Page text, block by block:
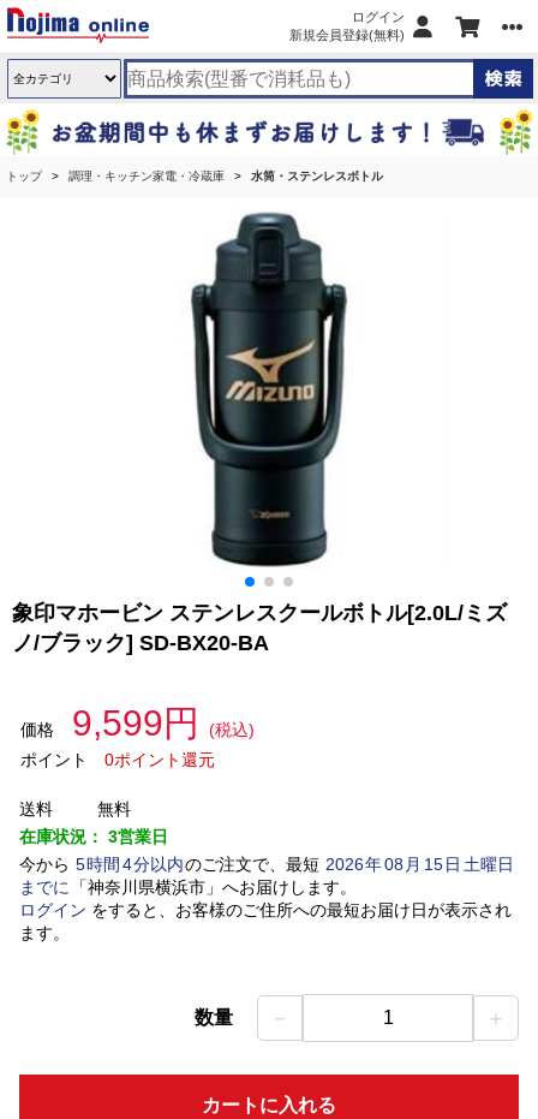
ログイン
新規会員登録(無料)
トップ 調理・キッチン家電・冷蔵庫 水筒・ステンレスボトル
象印マホービン ステンレスクールボトル[2.0L/ミズ
ノ/ブラック] SD-BX20-BA
価格 9,599円
(税込)
ポイント
0ポイント還元
送料
無料
在庫状況： 3営業日
今から 5時間 4分以内のご注文で、最短 2026年08 月 15日土曜日
までに
「神奈川県横浜市」 へお届けします。
ログイン をすると、お客様のご住所への最短お届け日が表示され
ます。
数量 － 1 ＋
カートに入れる